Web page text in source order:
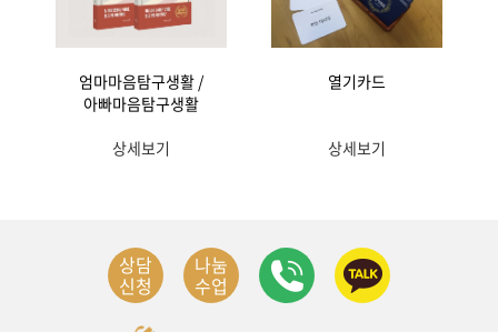
엄마마음탐구생활 /
아빠마음탐구생활
상세보기
열기카드
상세보기
상담
신청
나눔
수업